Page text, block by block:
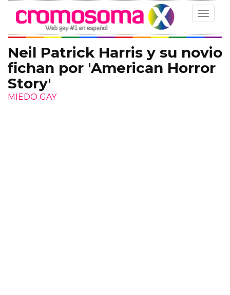
Toggle
Neil Patrick Harris y su novio
fichan por 'American Horror
Story'
MIEDO GAY